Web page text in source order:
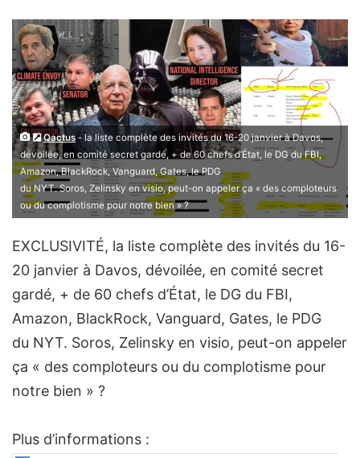
Qactus- la liste complète des invités du 16-20 janvier à Davos,
dévoilée, en comité secret gardé, + de 60 chefs d’État, le DG du FBI,
Amazon, BlackRock, Vanguard, Gates, le PDG
du NYT. Soros, Zelinsky en visio, peut-on appeler ça « des comploteurs
ou du complotisme pour notre bien » ?
EXCLUSIVITÉ, la liste complète des invités du 16-
20 janvier à Davos, dévoilée, en comité secret
gardé, + de 60 chefs d’État, le DG du FBI,
Amazon, BlackRock, Vanguard, Gates, le PDG
du NYT. Soros, Zelinsky en visio, peut-on appeler
ça « des comploteurs ou du complotisme pour
notre bien » ?
Plus d’informations :